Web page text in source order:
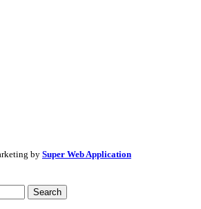
by Super Web Application
Search